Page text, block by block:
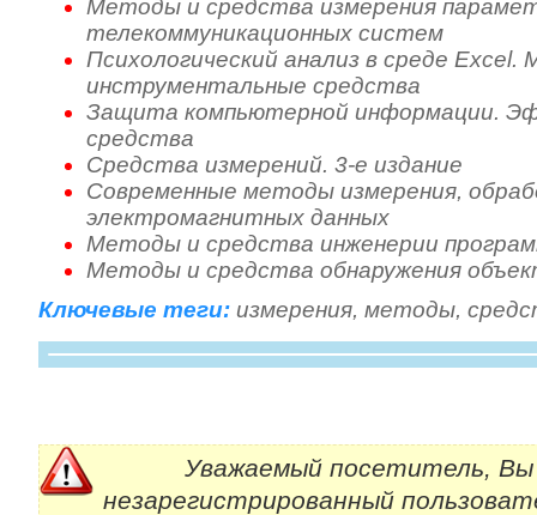
Методы и средства измерения
телекоммуникационных систем
Психологический анализ в среде
инструментальные средства
Защита компьютерной информации.
средства
Средства измерений. 3-е издание
Современные методы измерения,
электромагнитных данных
Методы и средства инженерии
Методы и средства обнаружения
Ключевые теги: измерения, методы,
Уважаемый посетитель, Вы
незарегистрированный